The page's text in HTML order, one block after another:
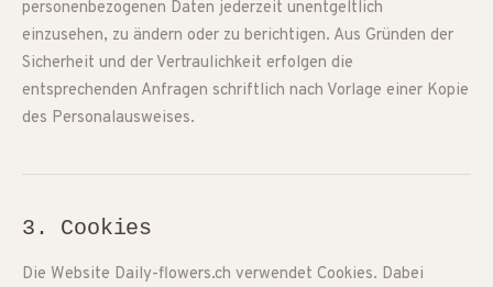
personenbezogenen Daten jederzeit unentgeltlich
einzusehen, zu ändern oder zu berichtigen. Aus Gründen der
Sicherheit und der Vertraulichkeit erfolgen die
entsprechenden Anfragen schriftlich nach Vorlage einer Kopie
des Personalausweises.
3. Cookies
Die Website Daily-flowers.ch verwendet Cookies. Dabei